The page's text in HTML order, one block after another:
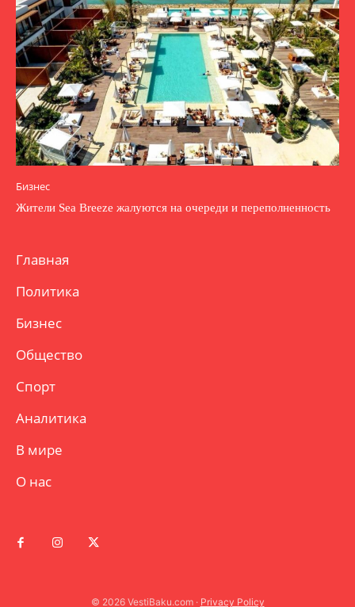
Бизнес
Жители Sea Breeze жалуются на очереди и переполненность
Главная
Политика
Бизнес
Общество
Спорт
Аналитика
В мире
О нас
© 2026 VestiBaku.com · Privacy Policy